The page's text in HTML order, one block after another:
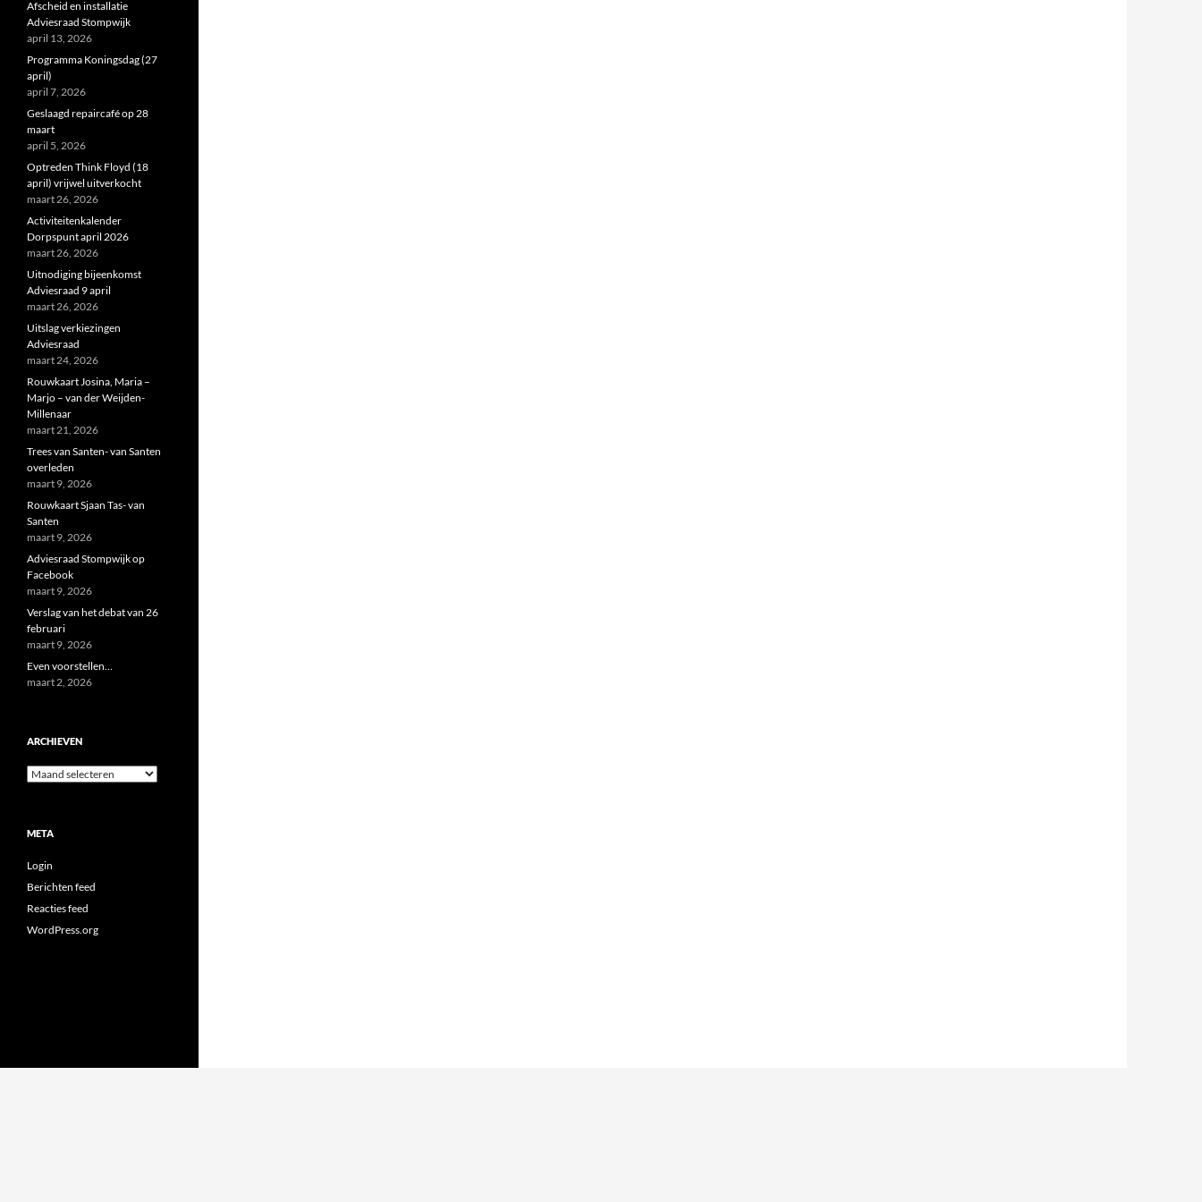
Afscheid en installatie
Adviesraad Stompwijk
april 13, 2026
Programma Koningsdag (27
april)
april 7, 2026
Geslaagd repaircafé op 28
maart
april 5, 2026
Optreden Think Floyd (18
april) vrijwel uitverkocht
maart 26, 2026
Activiteitenkalender
Dorpspunt april 2026
maart 26, 2026
Uitnodiging bijeenkomst
Adviesraad 9 april
maart 26, 2026
Uitslag verkiezingen
Adviesraad
maart 24, 2026
Rouwkaart Josina, Maria –
Marjo – van der Weijden-
Millenaar
maart 21, 2026
Trees van Santen- van Santen
overleden
maart 9, 2026
Rouwkaart Sjaan Tas- van
Santen
maart 9, 2026
Adviesraad Stompwijk op
Facebook
maart 9, 2026
Verslag van het debat van 26
februari
maart 9, 2026
Even voorstellen…
maart 2, 2026
ARCHIEVEN
Archieven
META
Login
Berichten feed
Reacties feed
WordPress.org